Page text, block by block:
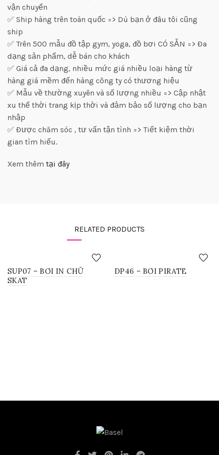
vận chuyển
✅ Ship hàng trên toàn quốc => Dù bạn ở đâu tôi cũng
ship
✅ Trên 500 mẫu đồ tập gym, yoga, đồ bơi CÓ SẴN => Đa
dạng sản phẩm, dễ bán cho khách
✅ Giá cả đa dạng, nhiều mức giá nhiều loại hàng từ
hàng giá mềm đến hàng công ty có thương hiệu
✅ Mẫu về thường xuyên và số lượng nhiều => Cập nhật
xu thế thời trang kịp thời và đảm bảo số lượng cho bạn
nhập
✅ Được chăm sóc , tư vấn tận tình => Tiết kiệm thời
gian tìm hiểu.
Xem thêm tại đây
RELATED PRODUCTS
SUP07 – BƠI IN CHỮ
SKAT
DP46 – BƠI PIRATE